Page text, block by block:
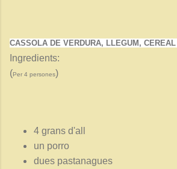
CASSOLA DE VERDURA, LLEGUM,
Ingredients:
(Per 4 persones)
4 grans d'all
un porro
dues pastanagues